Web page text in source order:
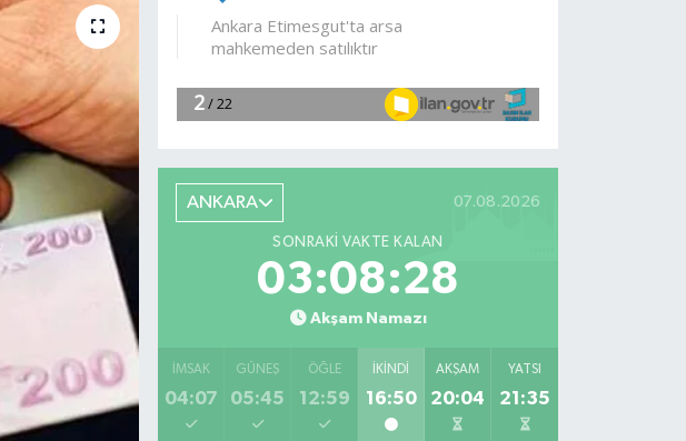
ANKARA 07.08.2026
SONRAKI VAKTE KALAN
03:08:26
Akşam Namazı
İMSAK
04:07
GÜNEŞ
05:45
ÖĞLE
12:59
İKINDI
16:50
AKŞAM
20:04
YATSI
21:35